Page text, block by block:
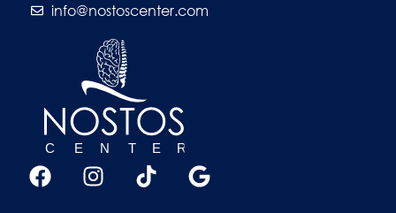
info@nostoscenter.com